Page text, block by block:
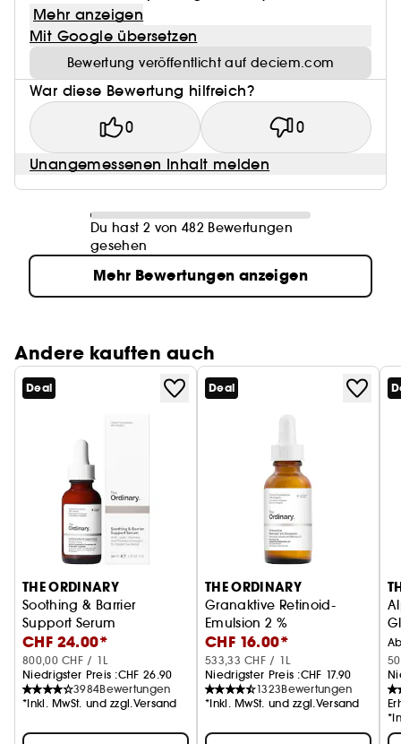
Mehr anzeigen
Mit Google übersetzen
Bewertung veröffentlicht auf deciem.com
War diese Bewertung hilfreich?
0 0
Unangemessenen Inhalt melden
Du hast 2 von 482 Bewertungen
gesehen
Mehr Bewertungen anzeigen
Andere kauften auch
Deal
THE ORDINARY
Soothing & Barrier
Support Serum
Hautpflege
CHF 24.00*
800,00 CHF / 1L
Niedrigster Preis :CHF 26.90
3984Bewertungen
*Inkl. MwSt. und zzgl.Versand
Deal
THE ORDINARY
Granaktive Retinoid-
Emulsion 2 %
Anti-Aging-Serum
CHF 16.00*
533,33 CHF / 1L
Niedrigster Preis :CHF 17.90
1323Bewertungen
*Inkl. MwSt. und zzgl.Versand